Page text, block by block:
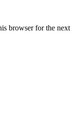
browser for the next